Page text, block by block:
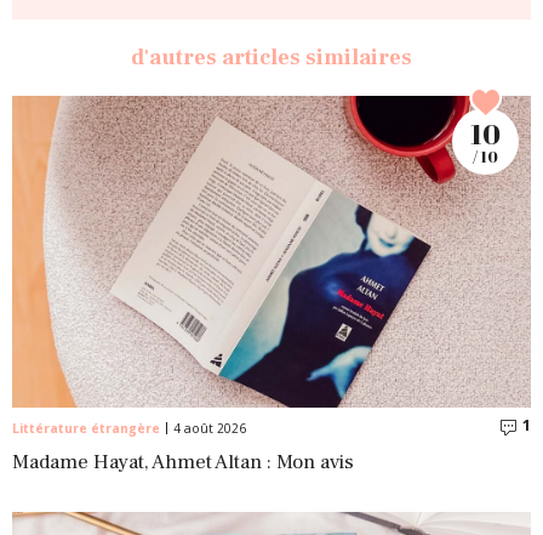
d'autres articles similaires
Littérature étrangère 4 août 2026 1
Madame Hayat, Ahmet Altan : Mon avis
10
/ 10